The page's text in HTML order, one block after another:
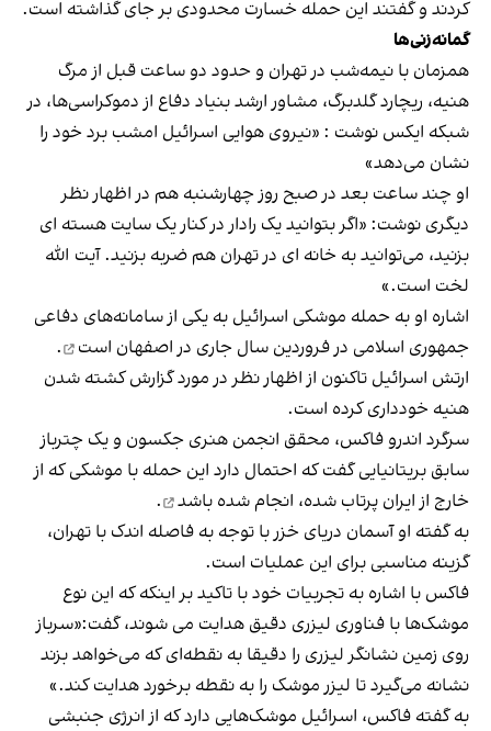
کردند و گفتند این حمله خسارت محدودی بر جای گذاشته است.
گمانه‌زنی‌ها
همزمان با نیمه‌شب در تهران و حدود دو ساعت قبل از مرگ
هنیه، ریچارد گلدبرگ، مشاور ارشد بنیاد دفاع از دموکراسی‌ها، در
شبکه ایکس نوشت : «نیروی هوایی اسرائیل امشب برد خود را
نشان می‌دهد»
او چند ساعت بعد در صبح روز چهارشنبه هم در اظهار نظر
دیگری نوشت: «اگر بتوانید یک رادار در کنار یک سایت هسته ای
بزنید، می‌توانید به خانه ای در تهران هم ضربه بزنید. آیت الله
لخت است.»
اشاره او به حمله موشکی اسرائیل به یکی از سامانه‌های دفاعی
جمهوری اسلامی در فروردین سال جاری در اصفهان است
.
ارتش اسرائیل تاکنون از اظهار نظر در مورد گزارش کشته شدن
هنیه خودداری کرده است.
سرگرد اندرو فاکس، محقق انجمن هنری جکسون و یک چترباز
سابق بریتانیایی گفت که احتمال دارد این حمله با موشکی که از
خارج از ایران پرتاب شده، انجام شده باشد
.
به گفته او آسمان دریای خزر با توجه به فاصله اندک با تهران،
گزینه مناسبی برای این عملیات است.
فاکس با اشاره به تجربیات خود با تاکید بر اینکه که این نوع
موشک‌ها با فناوری لیزری دقیق هدایت می شوند، گفت:«سرباز
روی زمین نشانگر لیزری را دقیقا به نقطه‌ای که می‌خواهد بزند
نشانه می‌گیرد تا لیزر موشک را به نقطه برخورد هدایت کند.»
به گفته فاکس، اسرائیل موشک‌هایی دارد که از انرژی جنبشی